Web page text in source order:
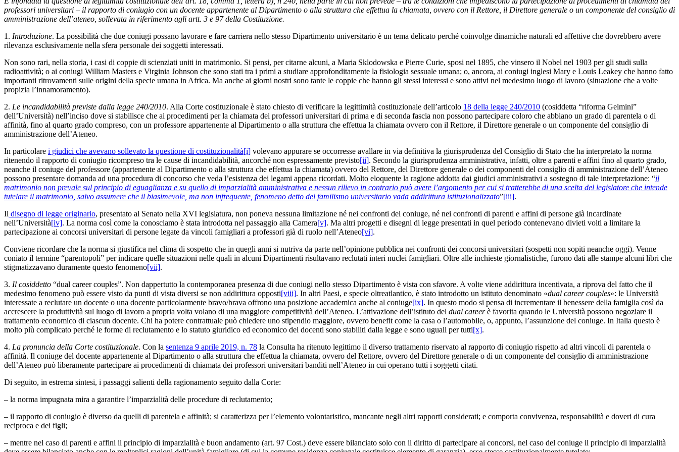
professori universitari – il rapporto di coniugio con un docente appartenente al Dipartimento o alla struttura che effettua la chiamata, ovvero con il Rettore, il Direttore generale o un componente del consiglio di
amministrazione dell’ateneo, sollevata in riferimento agli artt. 3 e 97 della Costituzione.
1. Introduzione. La possibilità che due coniugi possano lavorare e fare carriera nello stesso Dipartimento universitario è un tema delicato perché coinvolge dinamiche naturali ed affettive che dovrebbero avere
rilevanza esclusivamente nella sfera personale dei soggetti interessati.
Non sono rari, nella storia, i casi di coppie di scienziati uniti in matrimonio. Si pensi, per citarne alcuni, a Maria Sklodowska e Pierre Curie, sposi nel 1895, che vinsero il Nobel nel 1903 per gli studi sulla
radioattività; o ai coniugi William Masters e Virginia Johnson che sono stati tra i primi a studiare approfonditamente la fisiologia sessuale umana; o, ancora, ai coniugi inglesi Mary e Louis Leakey che hanno fatto
importanti ritrovamenti sulle origini della specie umana in Africa. Ma anche ai giorni nostri sono tante le coppie che hanno gli stessi interessi e sono attivi nel medesimo luogo di lavoro (situazione che a volte
propizia l’innamoramento).
2. Le incandidabilità previste dalla legge 240/2010. Alla Corte costituzionale è stato chiesto di verificare la legittimità costituzionale dell’articolo 18 della legge 240/2010 (cosiddetta “riforma Gelmini”
dell’Università) nell’inciso dove si stabilisce che ai procedimenti per la chiamata dei professori universitari di prima e di seconda fascia non possono partecipare coloro che abbiano un grado di parentela o di
affinità, fino al quarto grado compreso, con un professore appartenente al Dipartimento o alla struttura che effettua la chiamata ovvero con il Rettore, il Direttore generale o un componente del consiglio di
amministrazione dell’Ateneo.
In particolare i giudici che avevano sollevato la questione di costituzionalità[i] volevano appurare se occorresse avallare in via definitiva la giurisprudenza del Consiglio di Stato che ha interpretato la norma
ritenendo il rapporto di coniugio ricompreso tra le cause di incandidabilità, ancorché non espressamente previsto[ii]. Secondo la giurisprudenza amministrativa, infatti, oltre a parenti e affini fino al quarto grado,
neanche il coniuge del professore (appartenente al Dipartimento o alla struttura che effettua la chiamata) ovvero del Rettore, del Direttore generale o dei componenti del consiglio di amministrazione dell’Ateneo
possono presentare domanda ad una procedura di concorso che veda l’esistenza dei legami appena ricordati. Molto eloquente la ragione addotta dai giudici amministrativi a sostegno di tale interpretazione: “il
matrimonio non prevale sul principio di eguaglianza e su quello di imparzialità amministrativa e nessun rilievo in contrario può avere l’argomento per cui si tratterebbe di una scelta del legislatore che intende
tutelare il matrimonio, salvo assumere che il biasimevole, ma non infrequente, fenomeno detto del familismo universitario vada addirittura istituzionalizzato”[iii].
Il disegno di legge originario, presentato al Senato nella XVI legislatura, non poneva nessuna limitazione né nei confronti del coniuge, né nei confronti di parenti e affini di persone già incardinate
nell’Università[iv]. La norma così come la conosciamo è stata introdotta nel passaggio alla Camera[v]. Ma altri progetti e disegni di legge presentati in quel periodo contenevano divieti volti a limitare la
partecipazione ai concorsi universitari di persone legate da vincoli famigliari a professori già di ruolo nell’Ateneo[vi].
Conviene ricordare che la norma si giustifica nel clima di sospetto che in quegli anni si nutriva da parte nell’opinione pubblica nei confronti dei concorsi universitari (sospetti non sopiti neanche oggi). Venne
coniato il termine “parentopoli” per indicare quelle situazioni nelle quali in alcuni Dipartimenti risultavano reclutati interi nuclei famigliari. Oltre alle inchieste giornalistiche, furono dati alle stampe alcuni libri che
stigmatizzavano duramente questo fenomeno[vii].
3. Il cosiddetto “dual career couples”. Non dappertutto la contemporanea presenza di due coniugi nello stesso Dipartimento è vista con sfavore. A volte viene addirittura incentivata, a riprova del fatto che il
medesimo fenomeno può essere visto da punti di vista diversi se non addirittura opposti[viii]. In altri Paesi, e specie oltreatlantico, è stato introdotto un istituto denominato «dual career couples»: le Università
interessate a reclutare un docente o una docente particolarmente bravo/brava offrono una posizione accademica anche al coniuge[ix]. In questo modo si pensa di incrementare il benessere della famiglia così da
accrescere la produttività sul luogo di lavoro a propria volta volano di una maggiore competitività dell’Ateneo. L’attivazione dell’istituto del dual careerè favorita quando le Università possono negoziare il
trattamento economico di ciascun docente. Chi ha potere contrattuale può chiedere uno stipendio maggiore, ovvero benefit come la casa o l’automobile, o, appunto, l’assunzione del coniuge. In Italia questo è
molto più complicato perché le forme di reclutamento e lo statuto giuridico ed economico dei docenti sono stabiliti dalla legge e sono uguali per tutti[x].
4. La pronuncia della Corte costituzionale. Con la sentenza 9 aprile 2019, n. 78 la Consulta ha ritenuto legittimo il diverso trattamento riservato al rapporto di coniugio rispetto ad altri vincoli di parentela o
affinità. Il coniuge del docente appartenente al Dipartimento o alla struttura che effettua la chiamata, ovvero del Rettore, ovvero del Direttore generale o di un componente del consiglio di amministrazione
dell’Ateneo può liberamente partecipare ai procedimenti di chiamata dei professori universitari banditi nell’Ateneo in cui operano tutti i soggetti citati.
Di seguito, in estrema sintesi, i passaggi salienti della ragionamento seguito dalla Corte:
– la norma impugnata mira a garantire l’imparzialità delle procedure di reclutamento;
– il rapporto di coniugio è diverso da quelli di parentela e affinità; si caratterizza per l’elemento volontaristico, mancante negli altri rapporti considerati; e comporta convivenza, responsabilità e doveri di cura
reciproca e dei figli;
– mentre nel caso di parenti e affini il principio di imparzialità e buon andamento (art. 97 Cost.) deve essere bilanciato solo con il diritto di partecipare ai concorsi, nel caso del coniuge il principio di imparzialità